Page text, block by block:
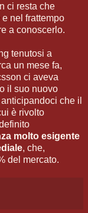
ci resta che
nel frattempo
a conoscerlo.
tenutosi a
un mese fa,
ci aveva
il suo nuovo
che il
è rivolto
molto esigente
, che,
del mercato.